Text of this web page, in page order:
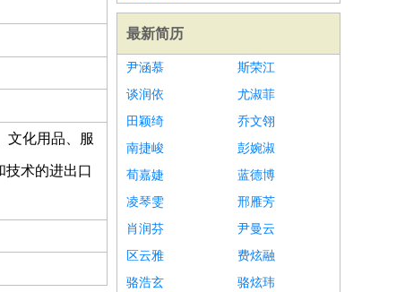
文化用品、服
技术的进出口
最新简历
尹涵慕
斯荣江
谈润依
尤淑菲
田颖绮
乔文翎
南捷峻
彭婉淑
荀嘉婕
蓝德博
凌琴雯
邢雁芳
肖润芬
尹曼云
区云雅
费炫融
骆浩玄
骆炫玮